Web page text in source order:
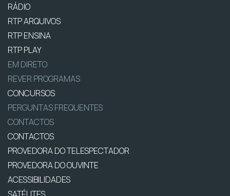
RÁDIO
RTP ARQUIVOS
RTP ENSINA
RTP PLAY
EM DIRETO
REVER PROGRAMAS
CONCURSOS
PERGUNTAS FREQUENTES
CONTACTOS
CONTACTOS
PROVEDORA DO TELESPECTADOR
PROVEDORA DO OUVINTE
ACESSIBILIDADES